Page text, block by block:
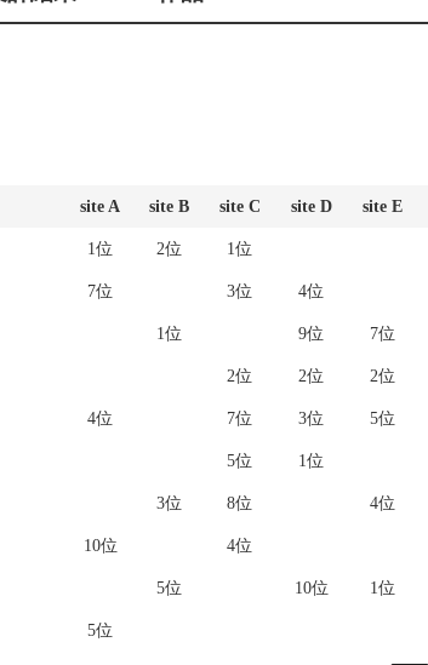
site A site B site C site D site E
site A site B site C
1位 2位 1位
7位 3位 4位
1位 9位 7位
2位 2位 2位
4位 7位 3位 5位
5位 1位
3位 8位 4位
10位 4位
5位 10位 1位
5位